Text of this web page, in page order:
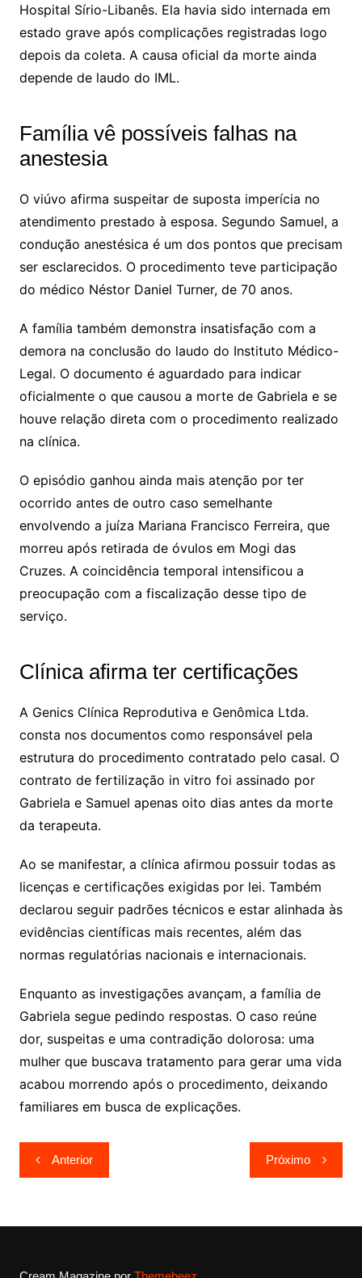
Hospital Sírio-Libanês. Ela havia sido internada em
estado grave após complicações registradas logo
depois da coleta. A causa oficial da morte ainda
depende de laudo do IML.
Família vê possíveis falhas na
anestesia
O viúvo afirma suspeitar de suposta imperícia no
atendimento prestado à esposa. Segundo Samuel, a
condução anestésica é um dos pontos que precisam
ser esclarecidos. O procedimento teve participação
do médico Néstor Daniel Turner, de 70 anos.
A família também demonstra insatisfação com a
demora na conclusão do laudo do Instituto Médico-
Legal. O documento é aguardado para indicar
oficialmente o que causou a morte de Gabriela e se
houve relação direta com o procedimento realizado
na clínica.
O episódio ganhou ainda mais atenção por ter
ocorrido antes de outro caso semelhante
envolvendo a juíza Mariana Francisco Ferreira, que
morreu após retirada de óvulos em Mogi das
Cruzes. A coincidência temporal intensificou a
preocupação com a fiscalização desse tipo de
serviço.
Clínica afirma ter certificações
A Genics Clínica Reprodutiva e Genômica Ltda.
consta nos documentos como responsável pela
estrutura do procedimento contratado pelo casal. O
contrato de fertilização in vitro foi assinado por
Gabriela e Samuel apenas oito dias antes da morte
da terapeuta.
Ao se manifestar, a clínica afirmou possuir todas as
licenças e certificações exigidas por lei. Também
declarou seguir padrões técnicos e estar alinhada às
evidências científicas mais recentes, além das
normas regulatórias nacionais e internacionais.
Enquanto as investigações avançam, a família de
Gabriela segue pedindo respostas. O caso reúne
dor, suspeitas e uma contradição dolorosa: uma
mulher que buscava tratamento para gerar uma vida
acabou morrendo após o procedimento, deixando
familiares em busca de explicações.
Navegação
de
Anterior Próximo